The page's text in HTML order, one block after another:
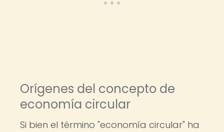
Orígenes del concepto de
economía circular
Si bien el término "economía circular" ha